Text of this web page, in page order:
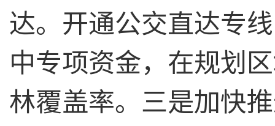
达。开通公交直达专
中专项资金，在规划
林覆盖率。三是加快